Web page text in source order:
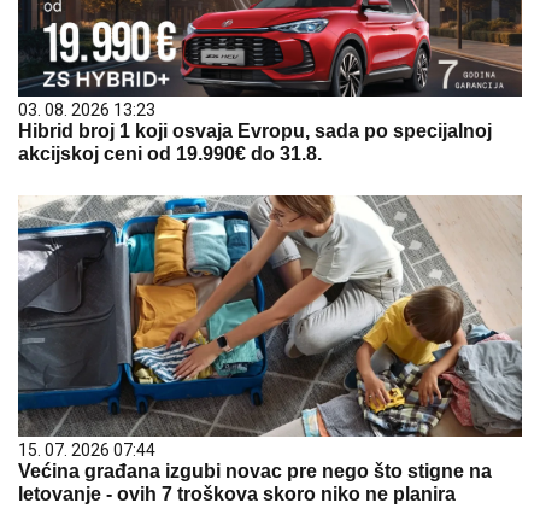
03. 08. 2026 13:23
Hibrid broj 1 koji osvaja Evropu, sada po specijalnoj
akcijskoj ceni od 19.990€ do 31.8.
15. 07. 2026 07:44
Većina građana izgubi novac pre nego što stigne na
letovanje - ovih 7 troškova skoro niko ne planira